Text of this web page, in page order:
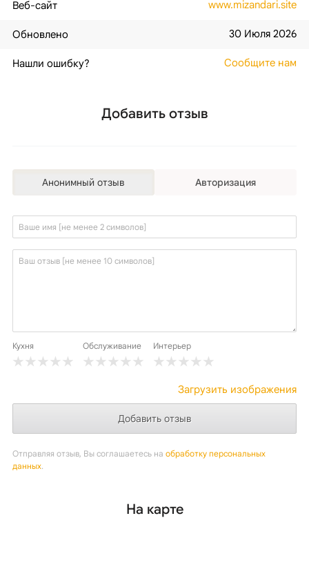
Веб-сайт www.mizandari.site
Обновлено 30 Июля 2026
Нашли ошибку? Сообщите нам
Добавить отзыв
Анонимный отзыв Авторизация
Кухня Обслуживание Интерьер
Загрузить изображения
Отправляя отзыв, Вы соглашаетесь на обработку персональных
данных.
На карте